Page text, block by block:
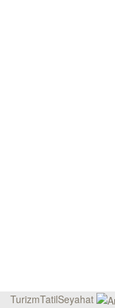
TurizmTatilSeyahat